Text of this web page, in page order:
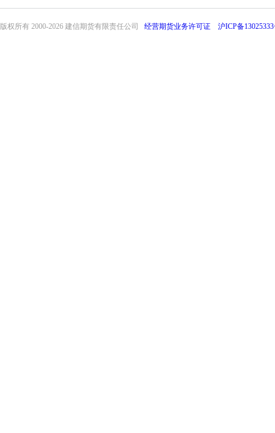
版权所有 2000-2026 建信期货有限责任公司 经营期货业务许可证 沪ICP备